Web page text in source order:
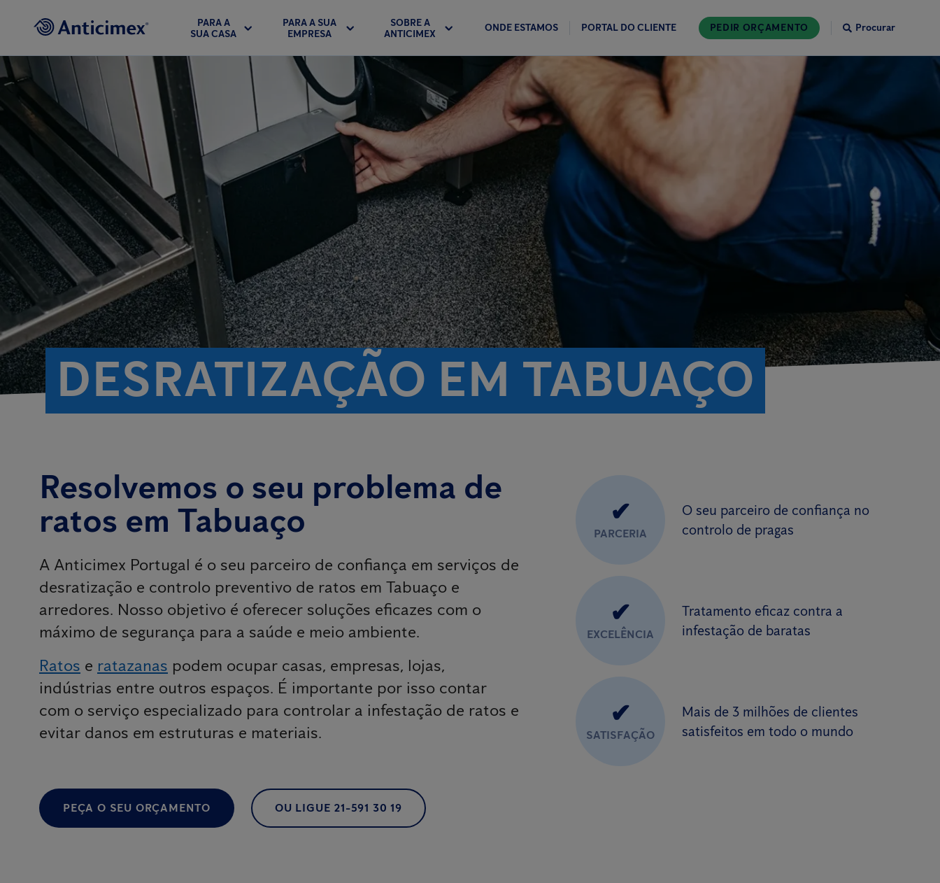
PARA A
SUA CASA
PARA A SUA
EMPRESA
SOBRE A
ANTICIMEX
ONDE ESTAMOS PORTAL DO CLIENTE PEDIR ORÇAMENTO Procurar
DESRATIZAÇÃO EM TABUAÇO
Resolvemos o seu problema de
ratos em Tabuaço
A Anticimex Portugal é o seu parceiro de confiança em serviços de
desratização e controlo preventivo de ratos em Tabuaço e
arredores. Nosso objetivo é oferecer soluções eficazes com o
máximo de segurança para a saúde e meio ambiente.
Ratos e ratazanas podem ocupar casas, empresas, lojas,
indústrias entre outros espaços. É importante por isso contar
com o serviço especializado para controlar a infestação de ratos e
evitar danos em estruturas e materiais.
PEÇA O SEU ORÇAMENTO OU LIGUE 21-591 30 19
✔
PARCERIA
O seu parceiro de confiança no
controlo de pragas
✔
EXCELÊNCIA
Tratamento eficaz contra a
infestação de baratas
✔
SATISFAÇÃO
Mais de 3 milhões de clientes
satisfeitos em todo o mundo